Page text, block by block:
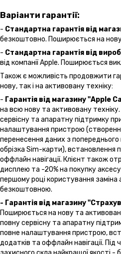
Варіанти гарантії:
- Стандартна гарантія від
безкоштовно. Поширюється на
- Стандартна гарантія від
від компанії Apple. Поширюється
Також є можливість продовжити
нову, так і на активовану техніку:
- Гарантія від магазину "Apple
на всю нову та активовану
сервісну та апаратну підтримку
налаштування пристрою
перенесення даних з попереднього
обрізка Sim-карти), встановлення
оффлайн навігації. Клієнт також
дисплею та -20% на покупку
першому році користування заміна
безкоштовною.
- Гарантія від магазину
Поширюється на нову та
повну сервісну та апаратну
повне налаштування пристрою,
додатків та оффлайн навігації. Під